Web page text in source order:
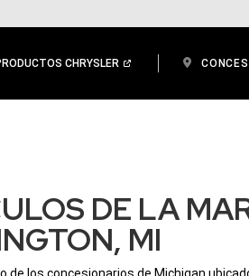
CHRYSLER
DE LA
MI